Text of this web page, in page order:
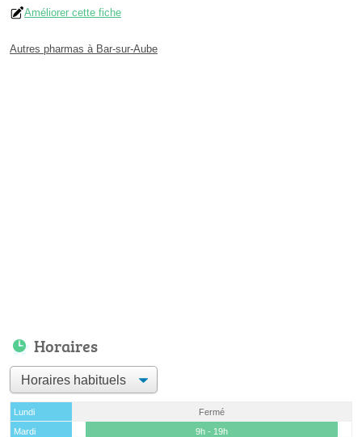
Améliorer cette fiche
Autres pharmas à Bar-sur-Aube
Horaires
Lundi
Fermé
Mardi
9h - 19h